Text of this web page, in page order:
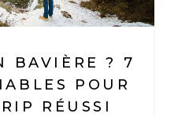
BAVIÈRE ? 7
POUR
RÉUSSI